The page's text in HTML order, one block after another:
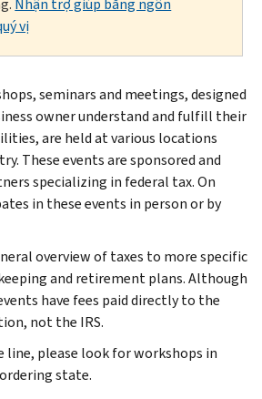
vị
seminars and meetings, designed
owner understand and fulfill their
are held at various locations
These events are sponsored and
specializing in federal tax. On
in these events in person or by
overview of taxes to more specific
and retirement plans. Although
have fees paid directly to the
not the IRS.
line, please look for workshops in
state.